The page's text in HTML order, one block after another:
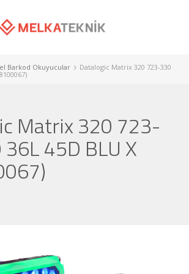
Barkod Okuyucular
Datalogic Matrix 320 723-330
Matrix 320 723-
45D BLU X